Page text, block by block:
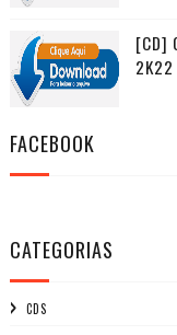
[CD]
2K22
FACEBOOK
CATEGORIAS
CDS